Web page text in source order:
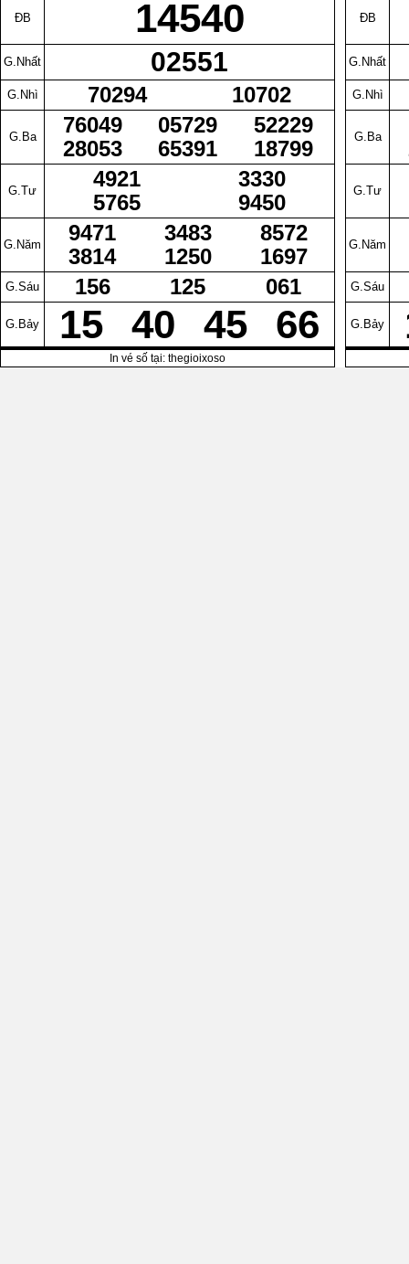
ĐB 14540
G.Nhất 02551
G.Nhì 70294 10702
G.Ba 76049 05729
52229
28053
65391 18799
G.Tư 4921
3330
5765
9450
G.Năm 9471 3483
8572
3814
1250 1697
G.Sáu 156 125 061
G.Bảy 15 40 45 66
In vé số tại: thegioixoso
ĐB
G.Nhất
G.Nhì
G.Ba
G.Tư
G.Năm
G.Sáu
G.Bảy